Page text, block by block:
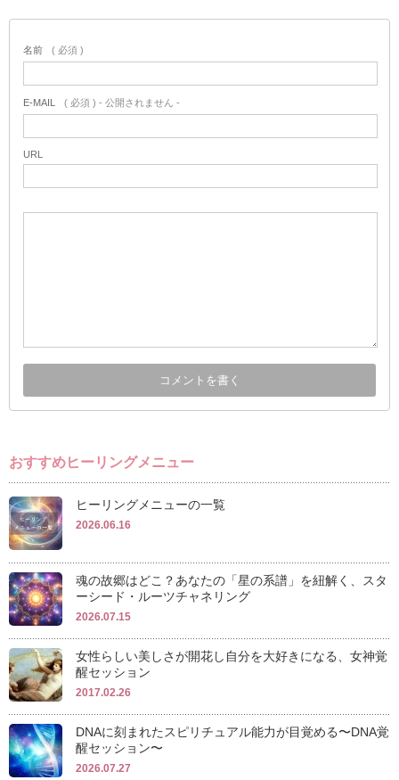
名前 ( 必須 )
E-MAIL ( 必須 ) - 公開されません -
URL
おすすめヒーリングメニュー
ヒーリングメニューの一覧
2026.06.16
魂の故郷はどこ？あなたの「星の系譜」を紐解く、スタ
ーシード・ルーツチャネリング
2026.07.15
女性らしい美しさが開花し自分を大好きになる、女神覚
醒セッション
2017.02.26
DNAに刻まれたスピリチュアル能力が目覚める〜DNA覚
醒セッション〜
2026.07.27